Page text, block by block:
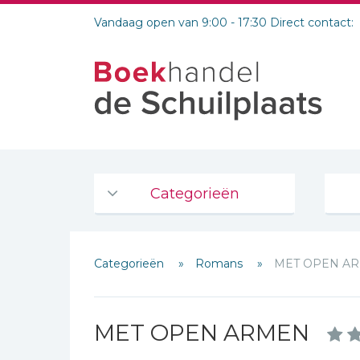
Vandaag open van 9:00 - 17:30 Direct contact:
Categorieën
De Bijbel
Bijbelse Dagboeken 2026
Bijbelstudie groepen
Categorieën Romans MET OPEN
MET OPEN ARMEN